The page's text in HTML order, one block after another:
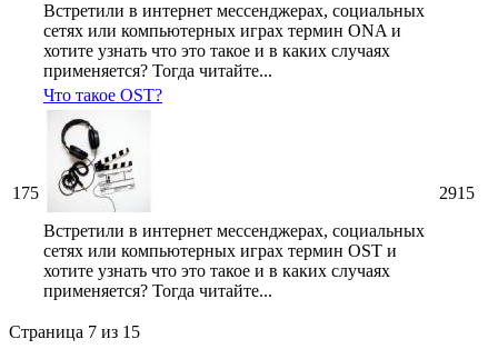
Встретили в интернет мессенджерах, социальных
сетях или компьютерных играх термин ONA и
хотите узнать что это такое и в каких случаях
применяется? Тогда читайте...
175
Что такое OST?
Встретили в интернет мессенджерах, социальных
сетях или компьютерных играх термин OST и
хотите узнать что это такое и в каких случаях
применяется? Тогда читайте...
2915
Страница 7 из 15